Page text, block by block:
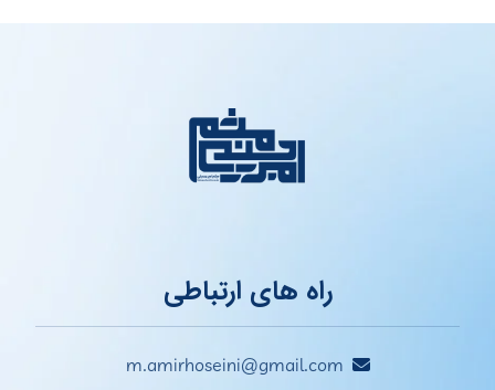
راه های ارتباطی
m.amirhoseini@gmail.com